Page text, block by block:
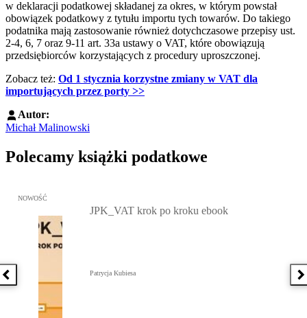
w deklaracji podatkowej składanej za okres, w którym powstał
obowiązek podatkowy z tytułu importu tych towarów. Do takiego
podatnika mają zastosowanie również dotychczasowe przepisy ust.
2-4, 6, 7 oraz 9-11 art. 33a ustawy o VAT, które obowiązują
przedsiębiorców korzystających z procedury uproszczonej.
Zobacz też: Od 1 stycznia korzystne zmiany w VAT dla
importujących przez porty >>
Autor:
Michał Malinowski
Polecamy książki podatkowe
Poprzednia książka
Przejdź do: JPK_VAT krok po kroku ebook, Patrycja Kubiesa -
NOWOŚĆ
JPK_VAT krok po kroku ebook
Patrycja Kubiesa